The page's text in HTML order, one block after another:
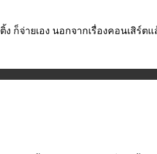
ก็จ่ายเอง นอกจากเรื่องคอนเสิร์ต